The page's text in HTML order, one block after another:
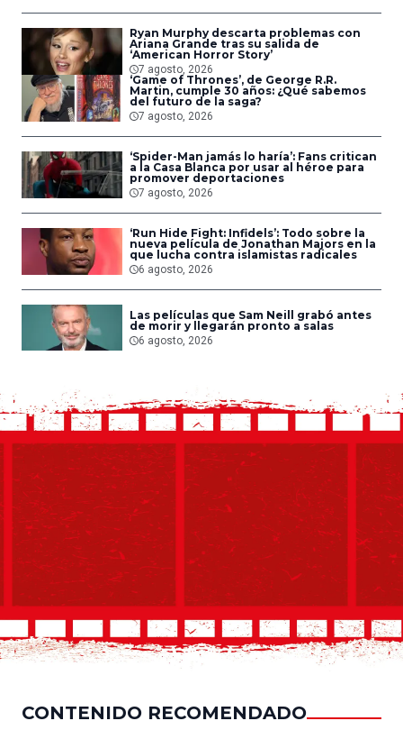
Ryan Murphy descarta problemas con
Ariana Grande tras su salida de
‘American Horror Story’
7 agosto, 2026
‘Game of Thrones’, de George R.R.
Martin, cumple 30 años: ¿Qué sabemos
del futuro de la saga?
7 agosto, 2026
‘Spider-Man jamás lo haría’: Fans critican
a la Casa Blanca por usar al héroe para
promover deportaciones
7 agosto, 2026
‘Run Hide Fight: Infidels’: Todo sobre la
nueva película de Jonathan Majors en la
que lucha contra islamistas radicales
6 agosto, 2026
Las películas que Sam Neill grabó antes
de morir y llegarán pronto a salas
6 agosto, 2026
CONTENIDO RECOMENDADO